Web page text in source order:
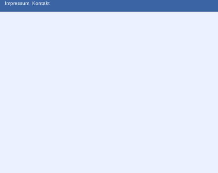
Impressum Kontakt